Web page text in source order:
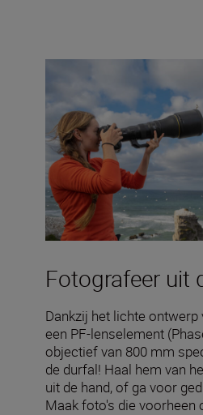
Fotografeer uit
Dankzij het lichte ontwerp
een PF-lenselement
objectief van 800 mm
de durfal! Haal hem van
uit de hand, of ga voor
Maak foto's die voorheen